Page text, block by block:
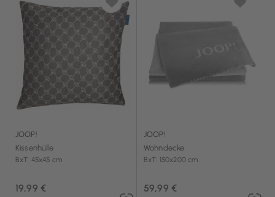
JOOP!
Kissenhülle
BxT: 45x45 cm
19,99 €
JOOP!
Wohndecke
BxT: 150x200 cm
59,99 €